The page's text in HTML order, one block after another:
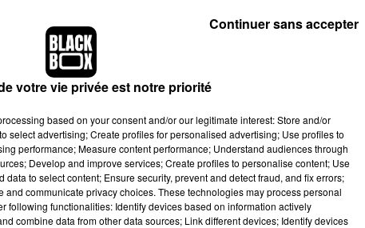
: le jeune talent était présent sur les titres
votre vie privée est notre priorité
based on your consent and/or our legitimate interest: Store and/or
select advertising; Create profiles for personalised advertising; Use profiles to
performance; Measure content performance; Understand audiences through
Develop and improve services; Create profiles to personalise content; Use
to select content; Ensure security, prevent and detect fraud, and fix errors;
communicate privacy choices. These technologies may process personal
following functionalities: Identify devices based on information actively
combine data from other data sources; Link different devices; Identify devices
Continuer sans accepter